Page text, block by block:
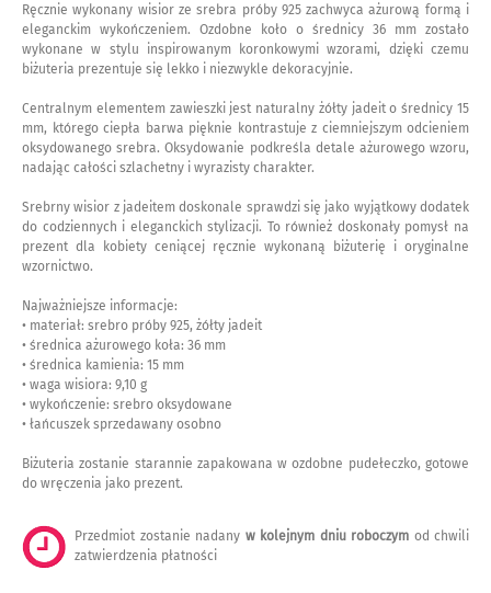
Ręcznie wykonany wisior ze srebra próby 925 zachwyca ażurową formą i
eleganckim wykończeniem. Ozdobne koło o średnicy 36 mm zostało
wykonane w stylu inspirowanym koronkowymi wzorami, dzięki czemu
biżuteria prezentuje się lekko i niezwykle dekoracyjnie.
Centralnym elementem zawieszki jest naturalny żółty jadeit o średnicy 15
mm, którego ciepła barwa pięknie kontrastuje z ciemniejszym odcieniem
oksydowanego srebra. Oksydowanie podkreśla detale ażurowego wzoru,
nadając całości szlachetny i wyrazisty charakter.
Srebrny wisior z jadeitem doskonale sprawdzi się jako wyjątkowy dodatek
do codziennych i eleganckich stylizacji. To również doskonały pomysł na
prezent dla kobiety ceniącej ręcznie wykonaną biżuterię i oryginalne
wzornictwo.
Najważniejsze informacje:
• materiał: srebro próby 925, żółty jadeit
• średnica ażurowego koła: 36 mm
• średnica kamienia: 15 mm
• waga wisiora: 9,10 g
• wykończenie: srebro oksydowane
• łańcuszek sprzedawany osobno
Biżuteria zostanie starannie zapakowana w ozdobne pudełeczko, gotowe
do wręczenia jako prezent.
Przedmiot zostanie nadany w kolejnym dniu roboczym od chwili
zatwierdzenia płatności